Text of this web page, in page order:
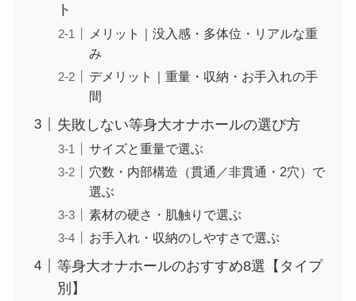
ト
メリット｜没入感・多体位・リアルな重
み
デメリット｜重量・収納・お手入れの手
間
失敗しない等身大オナホールの選び方
サイズと重量で選ぶ
穴数・内部構造（貫通／非貫通・2穴）で
選ぶ
素材の硬さ・肌触りで選ぶ
お手入れ・収納のしやすさで選ぶ
等身大オナホールのおすすめ8選【タイプ
別】